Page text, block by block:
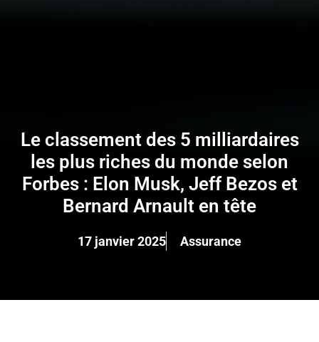
Le classement des 5 milliardaires
les plus riches du monde selon
Forbes : Elon Musk, Jeff Bezos et
Bernard Arnault en tête
17 janvier 2025 Assurance